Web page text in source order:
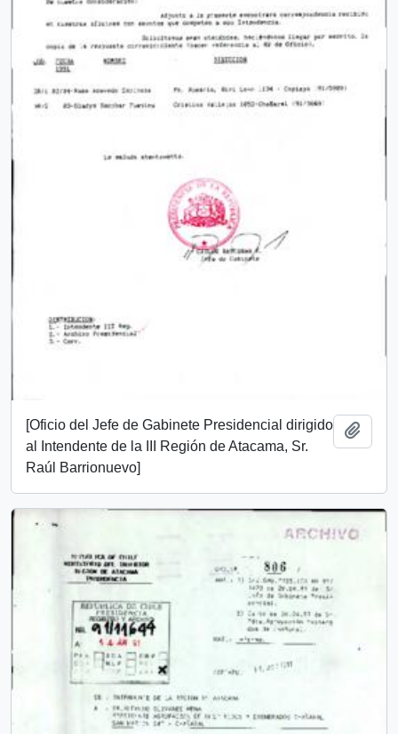
[Oficio del Jefe de Gabinete Presidencial dirigido
al Intendente de la III Región de Atacama, Sr.
Raúl Barrionuevo]